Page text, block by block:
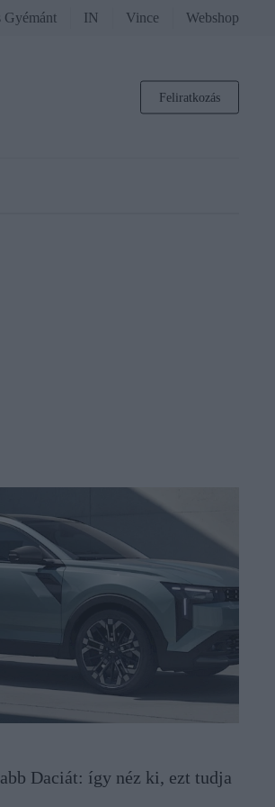
Gyémánt IN Vince Webshop
Feliratkozás
Daciát: így néz ki, ezt tudja